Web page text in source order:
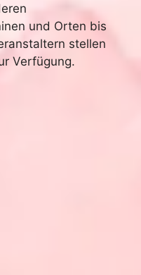
und Orten bis
stellen
Verfügung.